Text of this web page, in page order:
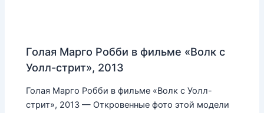
Голая Марго Робби в фильме «Волк с
Уолл-стрит», 2013
Голая Марго Робби в фильме «Волк с Уолл-
стрит», 2013 — Откровенные фото этой модели